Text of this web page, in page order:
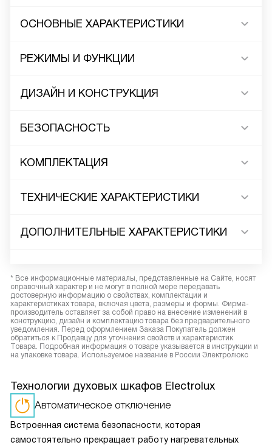
ОСНОВНЫЕ ХАРАКТЕРИСТИКИ
РЕЖИМЫ И ФУНКЦИИ
ДИЗАЙН И КОНСТРУКЦИЯ
БЕЗОПАСНОСТЬ
КОМПЛЕКТАЦИЯ
ТЕХНИЧЕСКИЕ ХАРАКТЕРИСТИКИ
ДОПОЛНИТЕЛЬНЫЕ ХАРАКТЕРИСТИКИ
* Все информационные материалы, представленные на Сайте, носят
справочный характер и не могут в полной мере передавать
достоверную информацию о свойствах, комплектации и
характеристиках товара, включая цвета, размеры и формы. Фирма-
производитель оставляет за собой право на внесение изменений в
конструкцию, дизайн и комплектацию товара без предварительного
уведомления. Перед оформлением Заказа Покупатель должен
обратиться к Продавцу для уточнения свойств и характеристик
Товара. Подробная информация о товаре указывается в инструкции и
на упаковке товара. Используемое название в России Электролюкс
Технологии духовых шкафов Electrolux
Автоматическое отключение
Встроенная система безопасности, которая
самостоятельно прекращает работу нагревательных